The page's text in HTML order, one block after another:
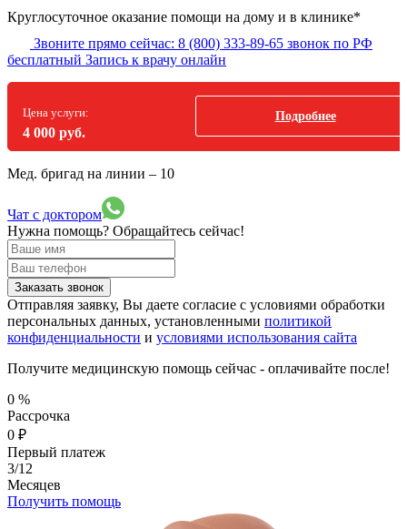
Круглосуточное оказание помощи на дому и в клинике*
Звоните прямо сейчас: 8 (800) 333-89-65 звонок по РФ
бесплатный Запись к врачу онлайн
Цена услуги:
4 000 руб.
Подробнее
Мед. бригад на линии – 10
Чат с доктором
Нужна помощь? Обращайтесь сейчас!
Заказать звонок
Отправляя заявку, Вы даете согласие с условиями обработки
персональных данных, установленными политикой
конфиденциальности и условиями использования сайта
Получите медицинскую помощь сейчас - оплачивайте после!
0 %
Рассрочка
0 ₽
Первый платеж
3/12
Месяцев
Получить помощь